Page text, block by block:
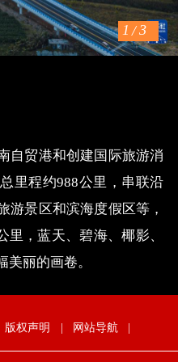
1 /3
自贸港和创建国际旅游消
里程约988公里，串联沿
游景区和滨海度假区等，
里，蓝天、碧海、椰影、
丽的画卷。
版权声明 | 网站导航 |